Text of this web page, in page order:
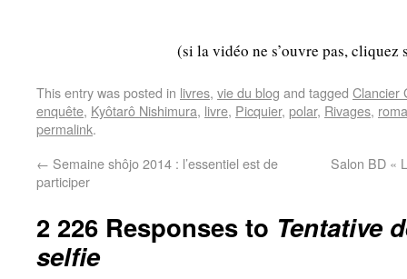
(si la vidéo ne s’ouvre pas, cliquez
This entry was posted in livres, vie du blog and tagged Clancier
enquête, Kyôtarô Nishimura, livre, Picquier, polar, Rivages,
permalink.
← Semaine shôjo 2014 : l’essentiel est de
participer
Salon BD «
2 226 Responses to Tentative
selfie